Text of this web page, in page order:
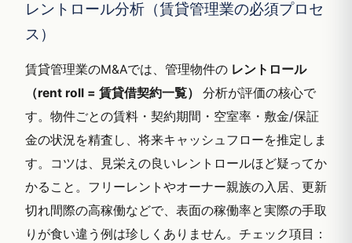
レントロール分析（賃貸管理業の必須プロセ
ス）
賃貸管理業のM&Aでは、管理物件の レントロール
（rent roll = 賃貸借契約一覧）
分析が評価の核心で
す。物件ごとの賃料・契約期間・空室率・敷金/保証
金の状況を精査し、将来キャッシュフローを推定しま
す。コツは、見栄えの良いレントロールほど疑ってか
かること。フリーレントやオーナー親族の入居、更新
切れ間際の高稼働などで、表面の稼働率と実際の手取
りが食い違う例は珍しくありません。チェック項目：